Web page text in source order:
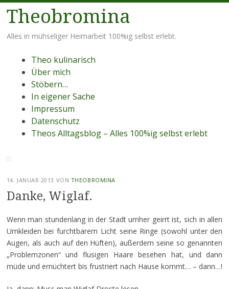
Theobromina
Alles in mühseliger Heimarbeit 100%ig selbst erlebt.
Menü
Zum
Inhalt
springen
Theo kulinarisch
Über mich
Stöbern…
In eigener Sache
Impressum
Datenschutz
Theos Alltagsblog – Alles 100%ig selbst erlebt
14. JANUAR 2013 VON THEOBROMINA
Danke, Wiglaf.
Wenn man stundenlang in der Stadt umher geirrt ist, sich in allen
Umkleiden bei furchtbarem Licht seine Ringe (sowohl unter den
Augen, als auch auf den Hüften), außerdem seine so genannten
„Problemzonen“ und flusigen Haare besehen hat, und dann
müde und ernüchtert bis frustriert nach Hause kommt… – dann…!